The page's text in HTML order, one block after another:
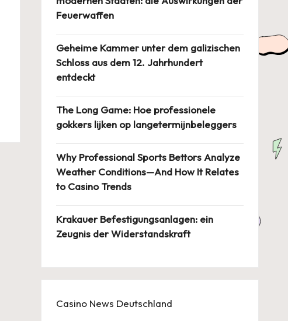
Feuerwaffen
Geheime Kammer unter dem galizischen
Schloss aus dem 12. Jahrhundert
entdeckt
The Long Game: Hoe professionele
gokkers lijken op langetermijnbeleggers
Why Professional Sports Bettors Analyze
Weather Conditions—And How It Relates
to Casino Trends
Krakauer Befestigungsanlagen: ein
Zeugnis der Widerstandskraft
Casino News Deutschland